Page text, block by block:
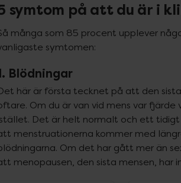
symtom på att du är i
många som 85 procent upplever
symtomen:
Blödningar
här är första tecknet på att den
Om du är van vid mens var
Det är helt normalt och ett
menstruationerna kommer med
Om det har gått mer än
menopausen, den sista mensen, har